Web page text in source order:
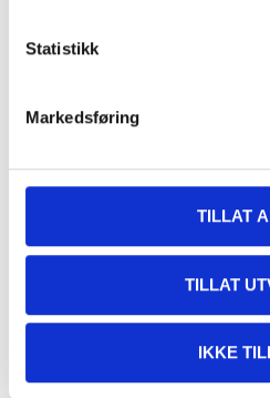
Statistikk
Markedsføring
TILLAT
TILLAT
IKKE
Other
Torx bits T25, 10